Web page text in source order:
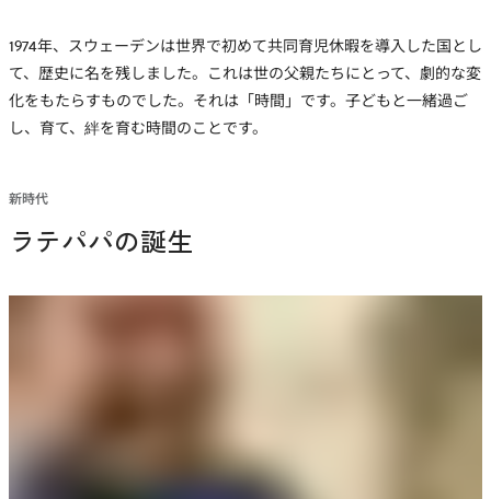
1974年、スウェーデンは世界で初めて共同育児休暇を導入した国とし
て、歴史に名を残しました。これは世の父親たちにとって、劇的な変
化をもたらすものでした。それは「時間」です。子どもと一緒過ご
し、育て、絆を育む時間のことです。
新時代
ラテパパの誕生